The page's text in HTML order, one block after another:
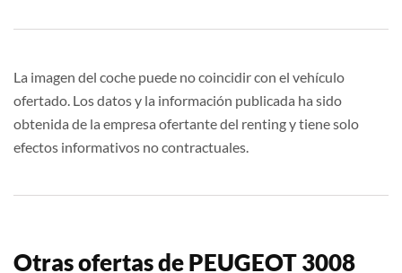
La imagen del coche puede no coincidir con el vehículo
ofertado. Los datos y la información publicada ha sido
obtenida de la empresa ofertante del renting y tiene solo
efectos informativos no contractuales.
Otras ofertas de PEUGEOT 3008